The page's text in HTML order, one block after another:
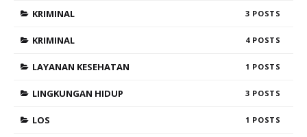
KRIMINAL 3
KRIMINAL 4
LAYANAN KESEHATAN 1
LINGKUNGAN HIDUP 3
LOS 1